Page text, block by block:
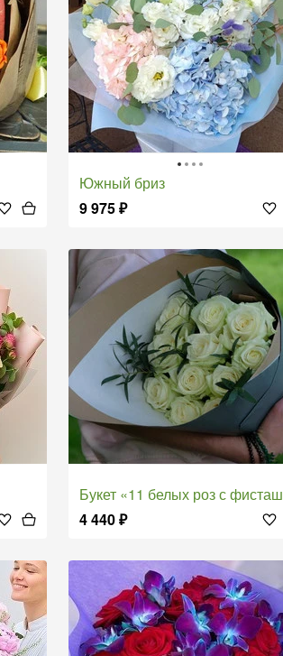
Южный бриз
9 975₽
Букет «11 белых роз с фисташкой»
4 440₽